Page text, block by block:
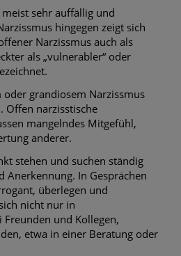
sehr auffällig und
hingegen zeigt sich
Narzissmus auch als
als „vulnerabler“ oder
grandiosem Narzissmus
Offen narzisstische
mangelndes Mitgefühl,
anderer.
stehen und suchen ständig
Anerkennung. In Gesprächen
überlegen und
nicht nur in
Freunden und Kollegen,
etwa in einer Beratung oder